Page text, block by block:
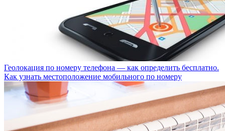
Геолокация по номеру телефона — как определить бесплатно.
Как узнать местоположение мобильного по номеру